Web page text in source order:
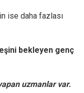
ise daha fazlası
bekleyen genç
uzmanlar var.